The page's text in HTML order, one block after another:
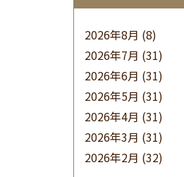
2026年8月 (8)
2026年7月 (31)
2026年6月 (31)
2026年5月 (31)
2026年4月 (31)
2026年3月 (31)
2026年2月 (32)